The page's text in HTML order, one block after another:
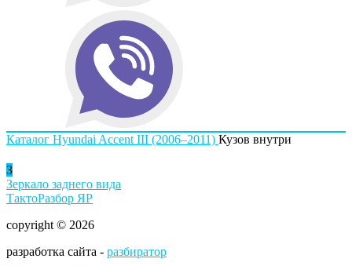
Каталог Hyundai Accent III (2006–2011) Кузов внутри
З
Зеркало заднего вида
ТактоРазбор ЯР
copyright © 2026
разработка сайта - разбиратор